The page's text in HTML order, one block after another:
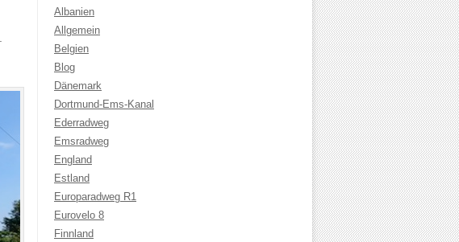
Albanien
Allgemein
Belgien
Blog
Dänemark
Dortmund-Ems-Kanal
Ederradweg
Emsradweg
England
Estland
Europaradweg R1
Eurovelo 8
Finnland